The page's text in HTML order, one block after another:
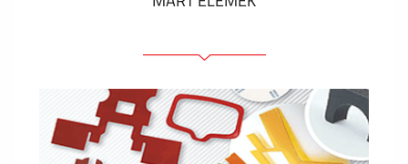
Előlapok (elülső, tartó)
Anodizált panelek
Színes panelek